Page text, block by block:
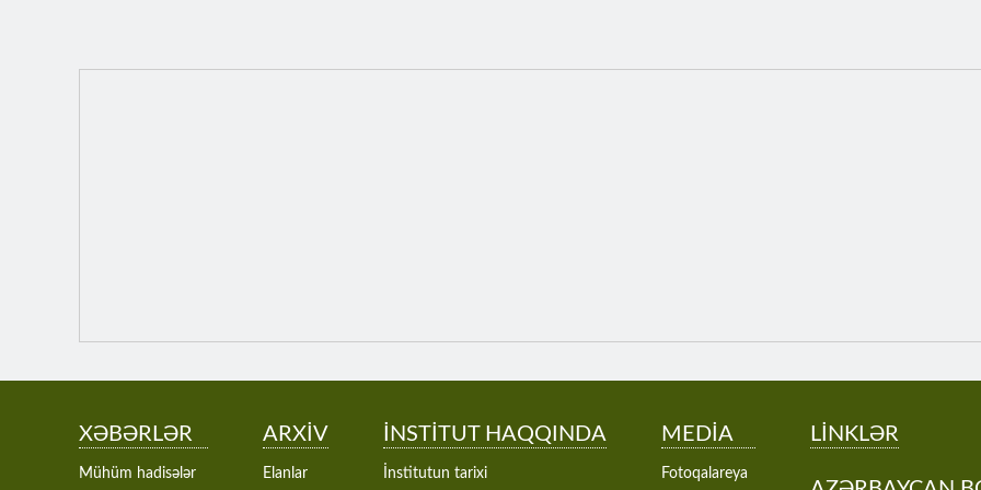
XƏBƏRLƏR
Mühüm hadisələr
ARXİV
Elanlar
İNSTİTUT HAQQINDA
İnstitutun tarixi
MEDİA
Fotoqalareya
LİNKLƏR